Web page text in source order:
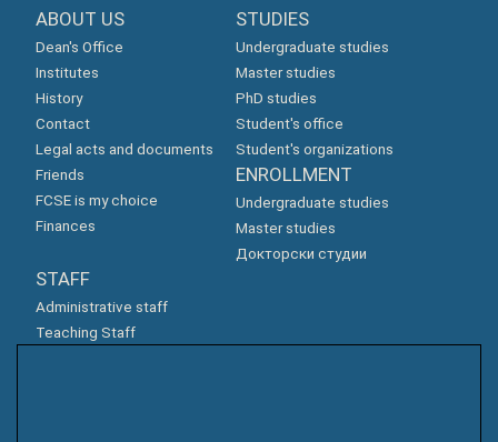
ABOUT US
Dean's Office
Institutes
History
Contact
Legal acts and documents
Friends
FCSE is my choice
Finances
STUDIES
Undergraduate studies
Master studies
PhD studies
Student's office
Student's organizations
ENROLLMENT
Undergraduate studies
Master studies
Докторски студии
STAFF
Administrative staff
Teaching Staff